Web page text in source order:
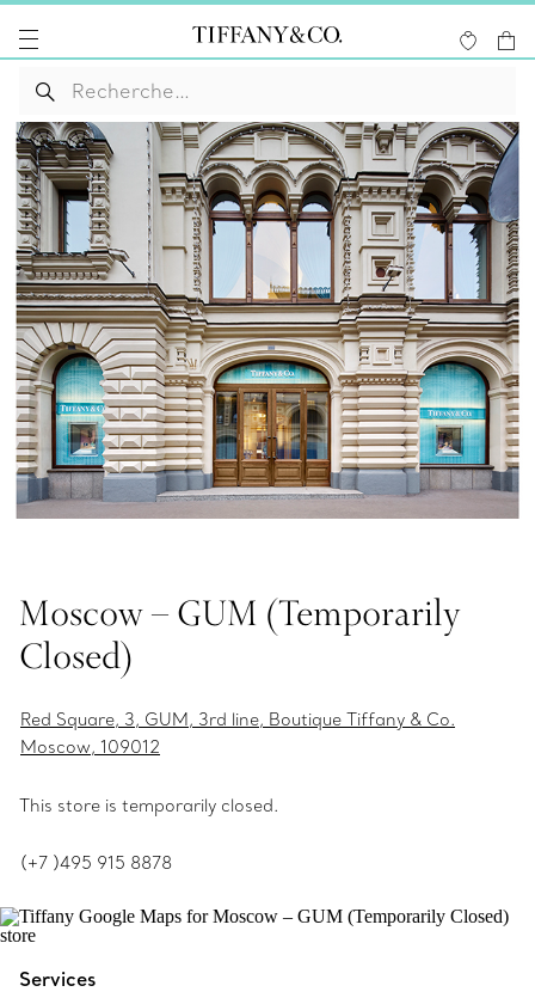
Moscow – GUM (Temporarily
Closed)
Red Square, 3, GUM, 3rd line, Boutique Tiffany & Co.
Moscow, 109012
This store is temporarily closed.
(+7 )495 915 8878
Services